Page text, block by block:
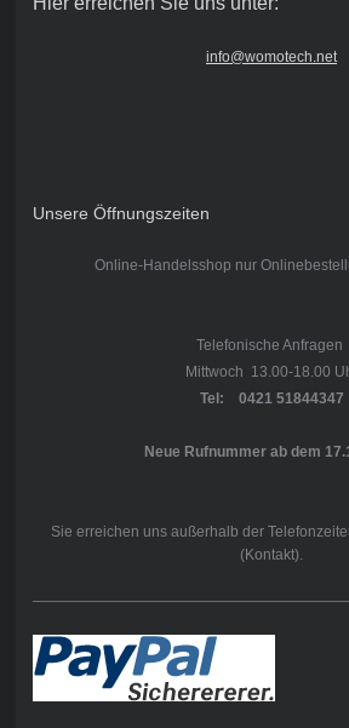
info@womotech.net
Unsere Öffnungszeiten
Online-Handelsshop nur
Telefonische Anfragen
Mittwoch 13.00-18.00
Tel: 0421 51844347
Neue Rufnummer ab dem
Sie erreichen uns außerhalb der
(Kontakt).